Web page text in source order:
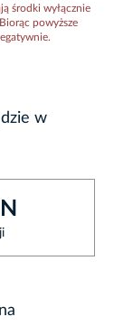
środki wyłącznie
powyższe
w